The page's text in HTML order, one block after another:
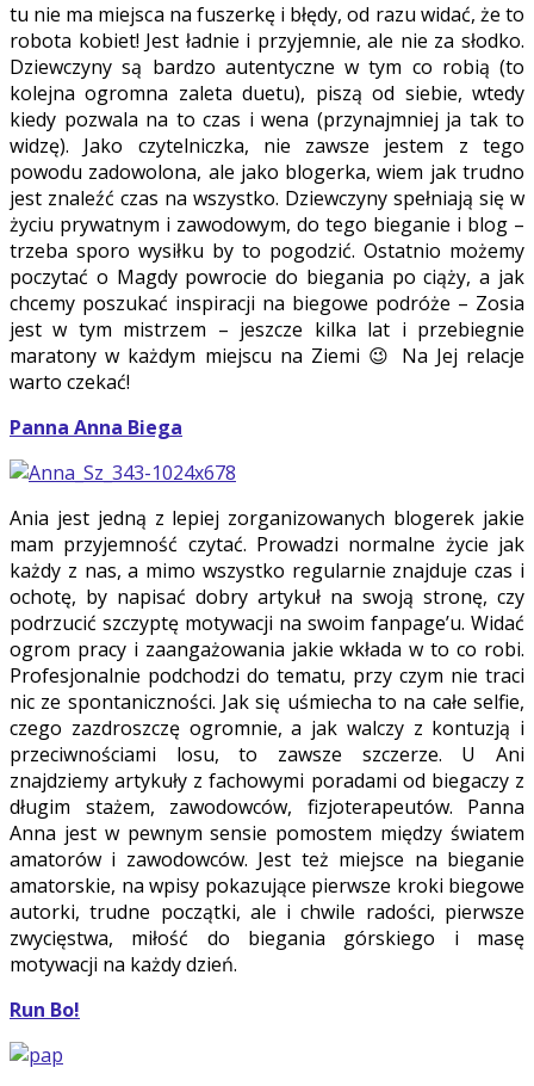
tu nie ma miejsca na fuszerkę i błędy, od razu widać, że to
robota kobiet! Jest ładnie i przyjemnie, ale nie za słodko.
Dziewczyny są bardzo autentyczne w tym co robią (to
kolejna ogromna zaleta duetu), piszą od siebie, wtedy
kiedy pozwala na to czas i wena (przynajmniej ja tak to
widzę). Jako czytelniczka, nie zawsze jestem z tego
powodu zadowolona, ale jako blogerka, wiem jak trudno
jest znaleźć czas na wszystko. Dziewczyny spełniają się w
życiu prywatnym i zawodowym, do tego bieganie i blog –
trzeba sporo wysiłku by to pogodzić. Ostatnio możemy
poczytać o Magdy powrocie do biegania po ciąży, a jak
chcemy poszukać inspiracji na biegowe podróże – Zosia
jest w tym mistrzem – jeszcze kilka lat i przebiegnie
maratony w każdym miejscu na Ziemi 😉 Na Jej relacje
warto czekać!
Panna Anna Biega
Ania jest jedną z lepiej zorganizowanych blogerek jakie
mam przyjemność czytać. Prowadzi normalne życie jak
każdy z nas, a mimo wszystko regularnie znajduje czas i
ochotę, by napisać dobry artykuł na swoją stronę, czy
podrzucić szczyptę motywacji na swoim fanpage’u. Widać
ogrom pracy i zaangażowania jakie wkłada w to co robi.
Profesjonalnie podchodzi do tematu, przy czym nie traci
nic ze spontaniczności. Jak się uśmiecha to na całe selfie,
czego zazdroszczę ogromnie, a jak walczy z kontuzją i
przeciwnościami losu, to zawsze szczerze. U Ani
znajdziemy artykuły z fachowymi poradami od biegaczy z
długim stażem, zawodowców, fizjoterapeutów. Panna
Anna jest w pewnym sensie pomostem między światem
amatorów i zawodowców. Jest też miejsce na bieganie
amatorskie, na wpisy pokazujące pierwsze kroki biegowe
autorki, trudne początki, ale i chwile radości, pierwsze
zwycięstwa, miłość do biegania górskiego i masę
motywacji na każdy dzień.
Run Bo!